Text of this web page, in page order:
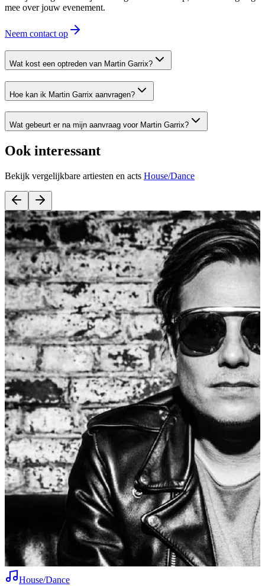
mee over jouw evenement.
Neem contact op
Wat kost een optreden van Martin Garrix?
Hoe kan ik Martin Garrix aanvragen?
Wat gebeurt er na mijn aanvraag voor Martin Garrix?
Ook interessant
Bekijk vergelijkbare artiesten en acts House/Dance
House/Dance